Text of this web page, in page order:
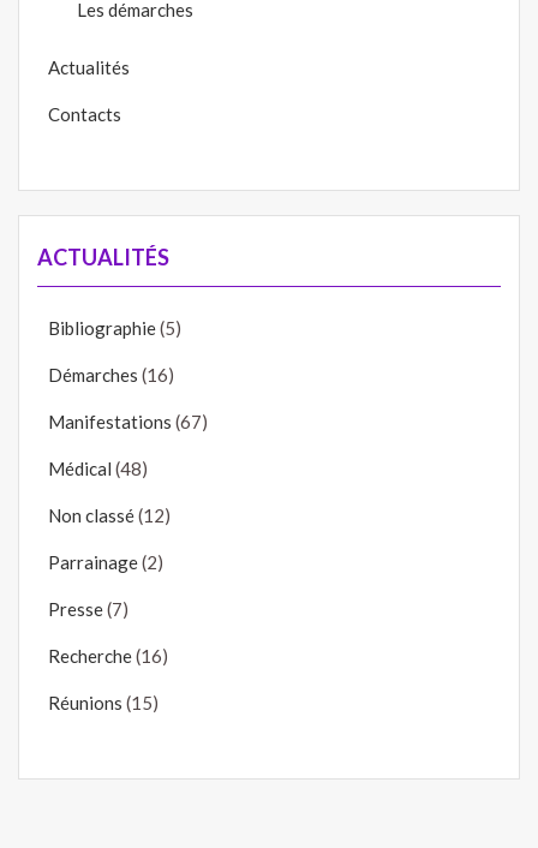
Les démarches
Actualités
Contacts
ACTUALITÉS
Bibliographie(5)
Démarches (16)
Manifestations (67)
Médical (48)
Non classé(12)
Parrainage(2)
Presse(7)
Recherche(16)
Réunions (15)